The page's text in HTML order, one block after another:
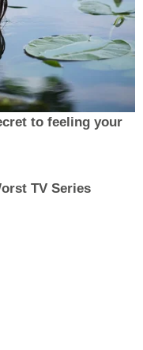
to feeling your
TV Series